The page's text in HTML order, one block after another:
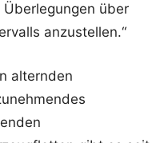
über
anzustellen.“
alternden